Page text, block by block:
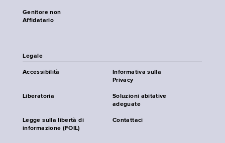
Genitore non
Affidatario
Legale
Accessibilità
Informativa sulla
Privacy
Liberatoria
Soluzioni abitative
adeguate
Legge sulla libertà di
informazione (FOIL)
Contattaci